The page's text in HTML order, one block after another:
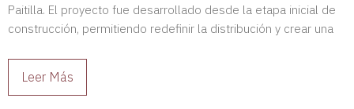
Paitilla. El proyecto fue desarrollado desde la etapa inicial de
construcción, permitiendo redefinir la distribución y crear una
Leer Más